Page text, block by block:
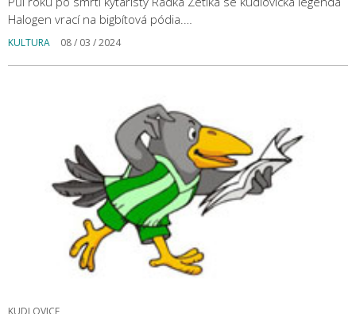
Halogen vrací na bigbítová pódia.…
KULTURA 08 / 03 / 2024
KUDLOVICE